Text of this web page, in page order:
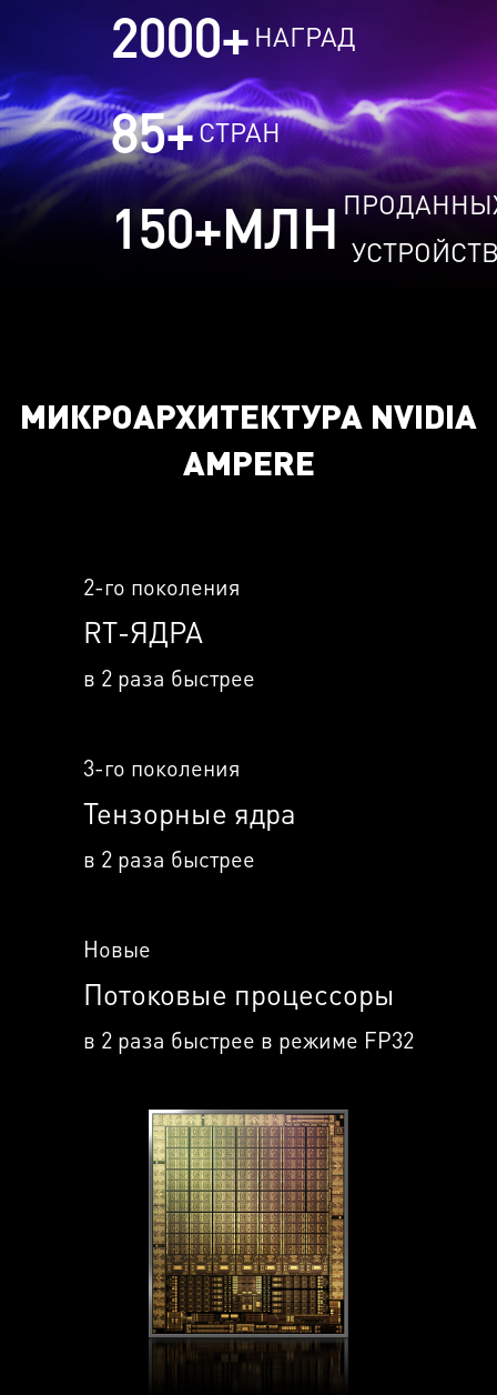
2000+ НАГРАД
85+СТРАН
150+МЛН
МИКРОАРХИТЕКТУРА NVIDIA
AMPERE
2-го поколения
RT-ЯДРА
в 2 раза быстрее
3-го поколения
Тензорные ядра
в 2 раза быстрее
Новые
Потоковые процессоры
в 2 раза быстрее в режиме FP32